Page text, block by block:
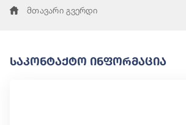
მთავარი გვერდი
Საკონტაქტო Ინფორმაცია